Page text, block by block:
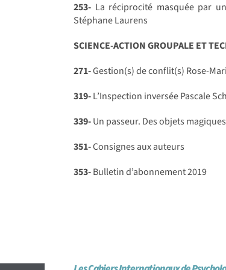
253- La réciprocité masquée par
Stéphane Laurens
SCIENCE-ACTION GROUPALE ET
271-Gestion(s) de conflit(s) Rose-
319-L’Inspection inversée Pascale
339-Un passeur. Des objets
351-Consignes aux auteurs
353-Bulletin d’abonnement 2019